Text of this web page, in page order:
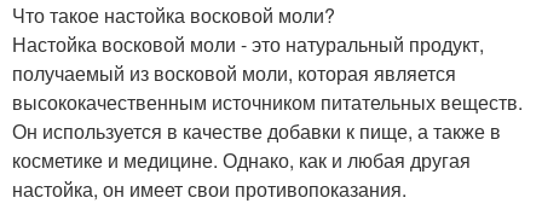
Что такое настойка восковой моли?
Настойка восковой моли - это натуральный продукт,
получаемый из восковой моли, которая является
высококачественным источником питательных веществ.
Он используется в качестве добавки к пище, а также в
косметике и медицине. Однако, как и любая другая
настойка, он имеет свои противопоказания.